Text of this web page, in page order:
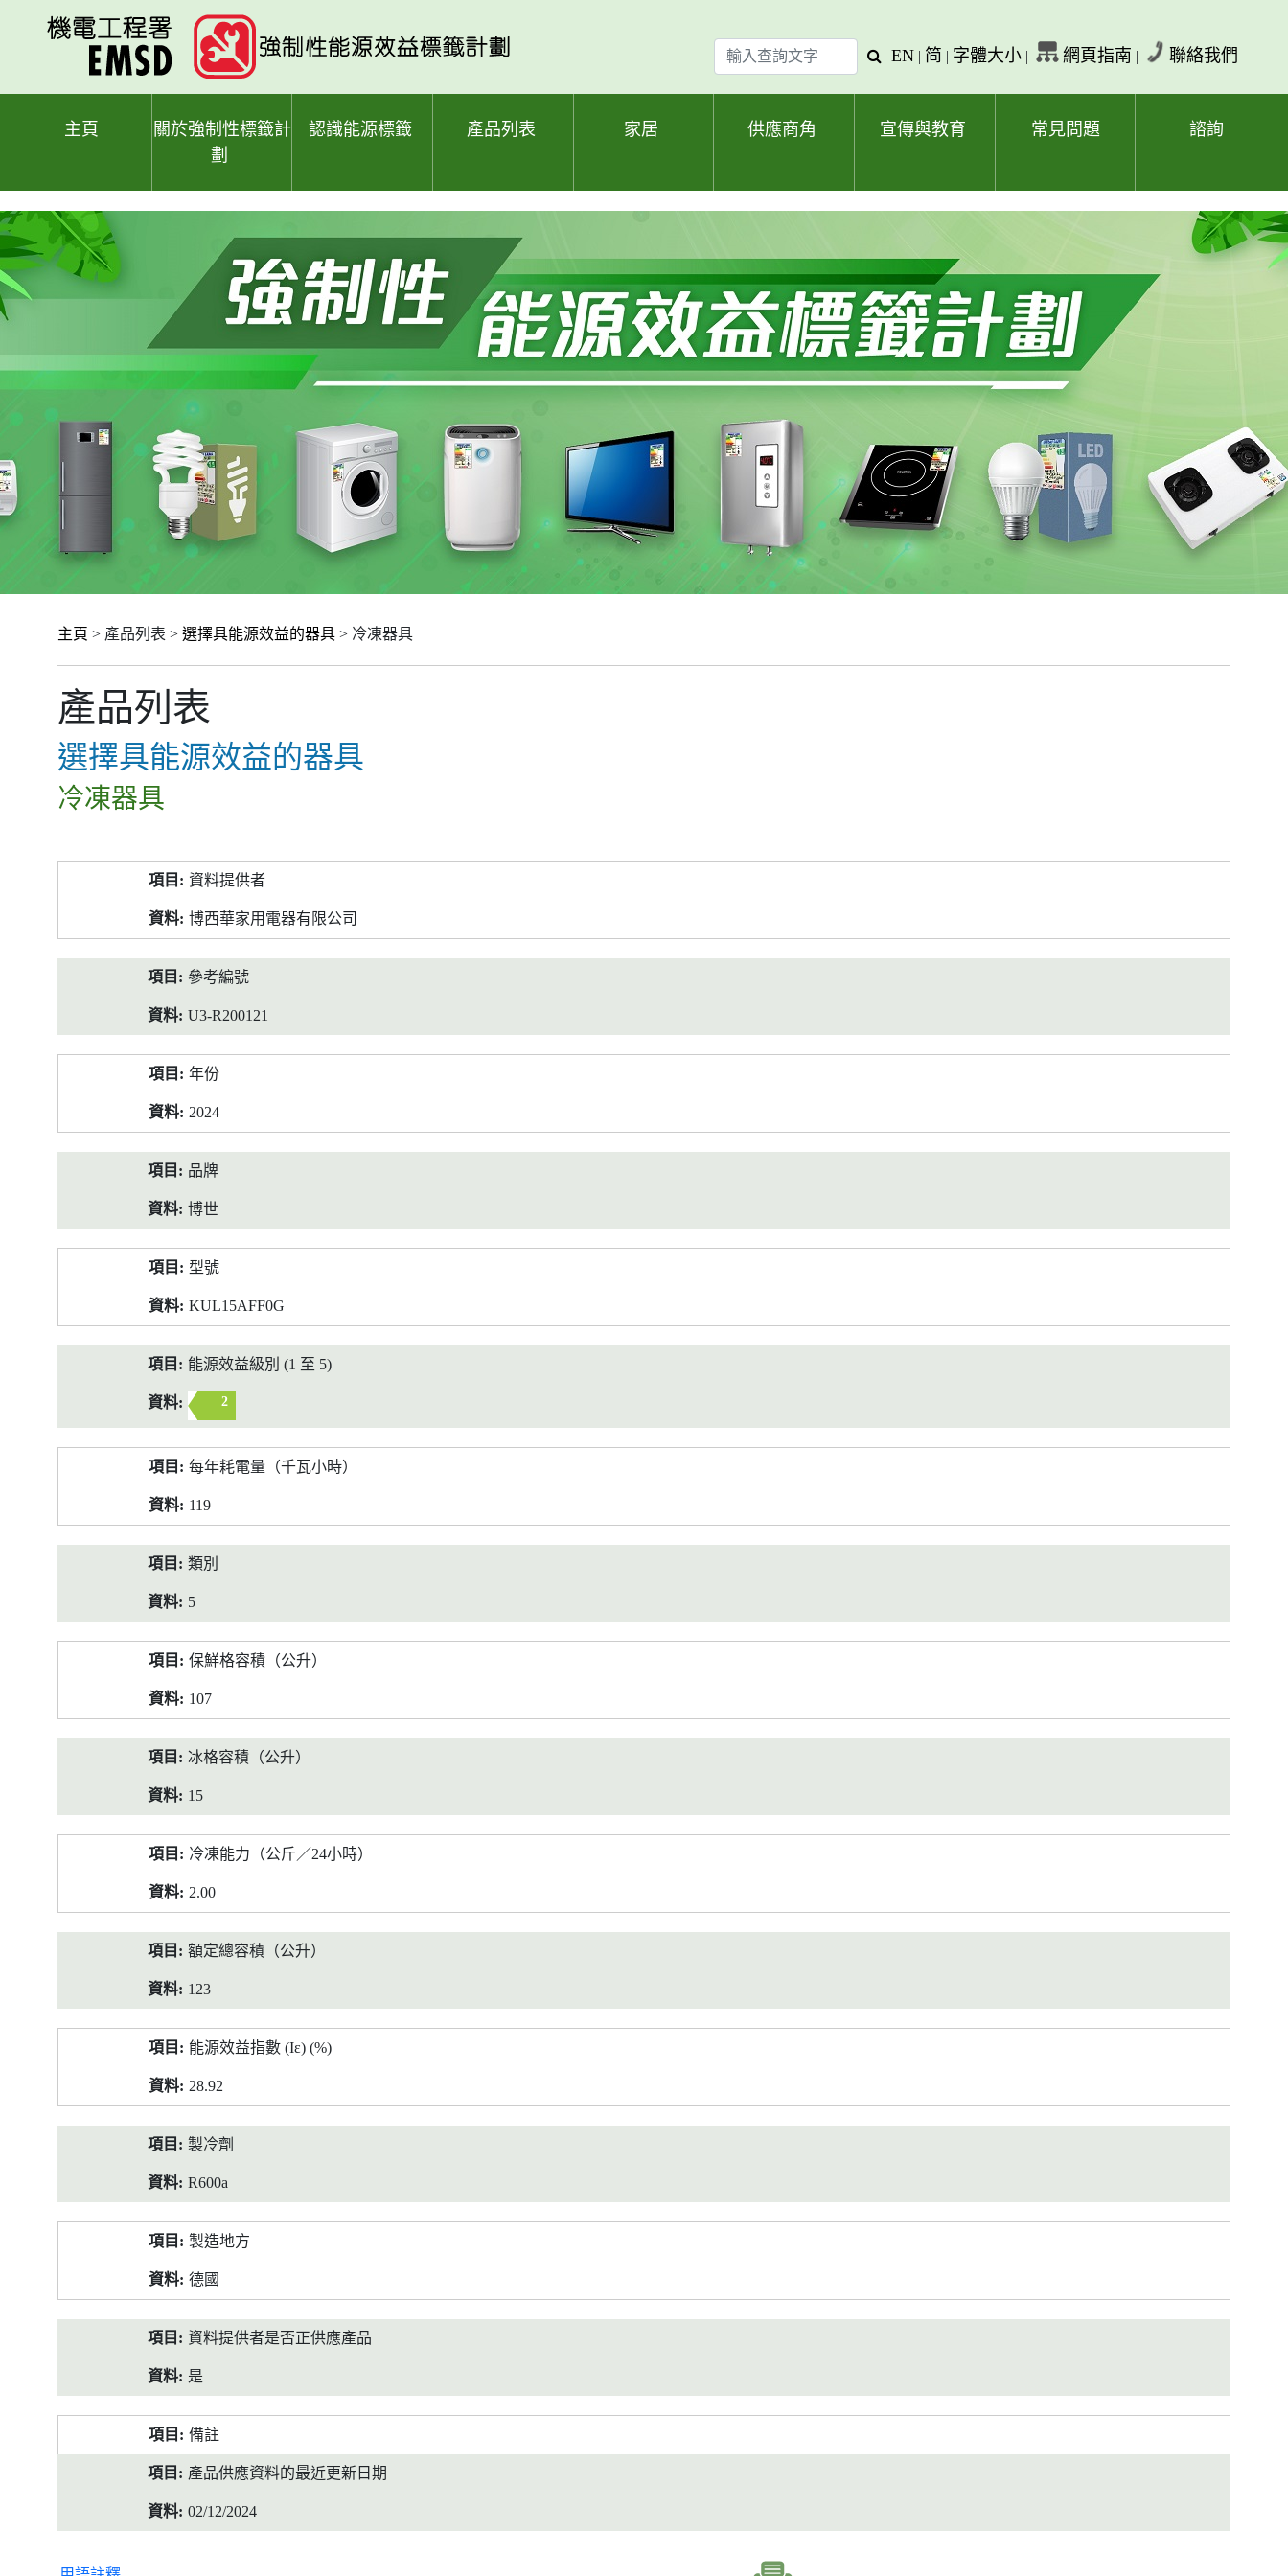
輸
入
查
查
字
EN | 简 | 字體大小 | 網頁指南 | 聯絡我們
主頁
關於強制性標籤計
劃
認識能源標籤 產品列表 家居 供應商角 宣傳與教育 常見問題 諮詢
主頁 > 產品列表 > 選擇具能源效益的器具 > 冷凍器具
產品列表
選擇具能源效益的器具
冷凍器具
料
資料提供者
博西華家用電器有限公司
參考編號
U3-R200121
年份
2024
品牌
博世
型號
KUL15AFF0G
能源效益級別 (1 至 5)
2
每年耗電量（千瓦小時）
119
類別
5
保鮮格容積（公升）
107
冰格容積（公升）
15
冷凍能力（公斤／24小時）
2.00
額定總容積（公升）
123
能源效益指數 (Iε) (%)
28.92
製冷劑
R600a
製造地方
德國
資料提供者是否正供應產品
是
備註
產品供應資料的最近更新日期
02/12/2024